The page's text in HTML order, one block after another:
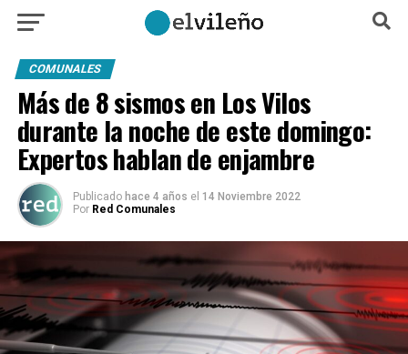
COMUNALES
Más de 8 sismos en Los Vilos
durante la noche de este domingo:
Expertos hablan de enjambre
Publicado hace 4 años el 14 Noviembre 2022
Por Red Comunales